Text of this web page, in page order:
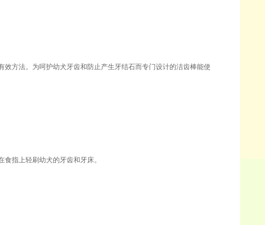
方法。为呵护幼犬牙齿和防止产生牙结石而专门设计的洁齿棒能使
指上轻刷幼犬的牙齿和牙床。